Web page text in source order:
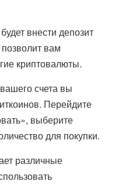
внести депозит
вам
криптовалюты.
счета вы
Перейдите
выберите
для покупки.
различные